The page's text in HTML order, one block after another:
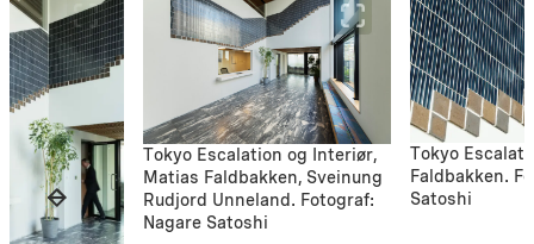
Tokyo Escalation og Interiør,
Matias Faldbakken, Sveinung
Rudjord Unneland. Fotograf:
Nagare Satoshi
Tokyo
Faldbakken.
Satoshi